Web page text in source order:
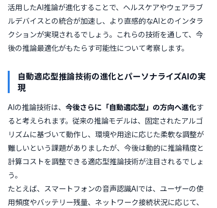
活用したAI推論が進化することで、ヘルスケアやウェアラブ
ルデバイスとの統合が加速し、より直感的なAIとのインタラ
クションが実現されるでしょう。これらの技術を通して、今
後の推論最適化がもたらす可能性について考察します。
自動適応型推論技術の進化とパーソナライズAIの実
現
AIの推論技術は、 今後さらに「自動適応型」の方向へ進化す
ると考えられます。従来の推論モデルは、固定されたアルゴ
リズムに基づいて動作し、環境や用途に応じた柔軟な調整が
難しいという課題がありましたが、今後は動的に推論精度と
計算コストを調整できる適応型推論技術が注目されるでしょ
う。
たとえば、スマートフォンの音声認識AIでは、ユーザーの使
用頻度やバッテリー残量、ネットワーク接続状況に応じて、